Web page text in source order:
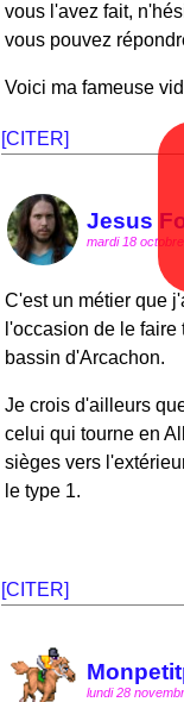
vous l'avez fait,
vous pouvez
Voici ma fameuse
[CITER]
Jesus
mardi 18
C'est un métier que
l'occasion de le
bassin d'Arcachon.
Je crois d'ailleurs
celui qui tourne en
sièges vers
le type 1.
[CITER]
lundi 28